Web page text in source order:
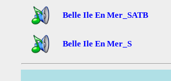
Belle Ile En Mer_SATB
Belle Ile En Mer_S